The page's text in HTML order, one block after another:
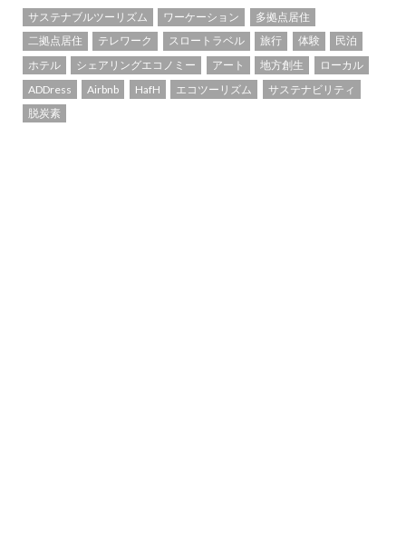
サステナブルツーリズム ワーケーション
多拠点居住
二拠点居住
テレワーク スロートラベル 旅行 体験
民泊
ホテル
シェアリングエコノミー アート 地方創生
ローカル
ADDress
Airbnb HafH エコツーリズム
サステナビリティ
脱炭素